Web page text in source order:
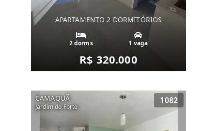
APARTAMENTO 2 DORMITÓRIOS
2 dorms 1 vaga
R$ 320.000
CAMAQUÃ
Jardim do Forte
1082